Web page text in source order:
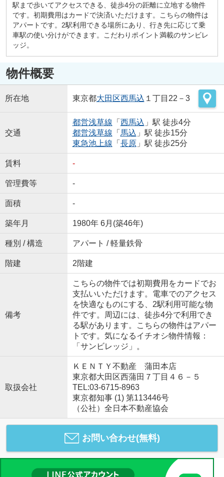
駅まで歩いてアクセスできる、徒歩4分の距離に立地する物件
です。初期費用はカードで決済いただけます。こちらの物件は
アパートです。2駅利用できる場所にあり、行き先に応じて乗
車駅の使い分けができます。こだわりポイント満載のサンビレ
ッジ。
物件概要
所在地 東京都大田区西馬込 １丁目22－3
交通
都営浅草線 「 西馬込 」駅 徒歩4分
都営浅草線 「 馬込 」駅 徒歩15分
東急池上線 「 長原」駅 徒歩25分
賃料 -
管理費等 -
面積 -
築年月 1980年 6月(築46年)
種別 / 構造 アパート / 軽量鉄骨
階建 2階建
備考
こちらの物件では初期費用をカードでお
支払いいただけます。電車でのアクセス
を快適なものにする、2駅利用可能な物
件です。周辺には、徒歩4分で利用でき
る駅があります。こちらの物件はアパー
トです。気になるイチオシ物件情報：
「サンビレッジ」。
取扱会社
ＫＥＮＴＹ不動産 蒲田本店
東京都大田区西蒲田７丁目４６－５
TEL:03-6715-8963
東京都知事 (1) 第113446号
（公社）全日本不動産協会
お問い合わせ(無料)